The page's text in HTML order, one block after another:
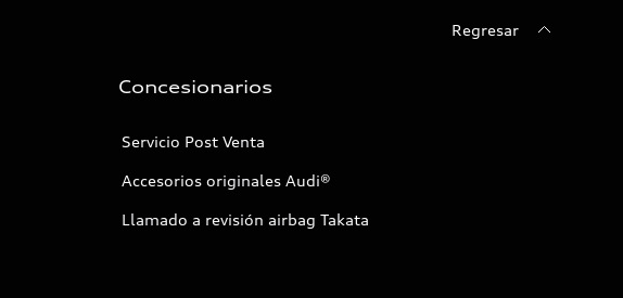
Regresar
Concesionarios
Servicio Post Venta
Accesorios originales Audi®
Llamado a revisión airbag Takata